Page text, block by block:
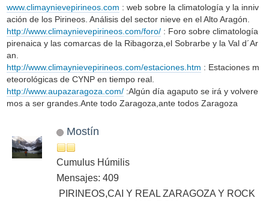
www.climaynievepirineos.com : web sobre la climatología y la inniv
ación de los Pirineos. Análisis del sector nieve en el Alto Aragón.
http://www.climaynievepirineos.com/foro/: Foro sobre climatología
pirenaica y las comarcas de la Ribagorza,el Sobrarbe y la Val d´Ar
an.
http://www.climaynievepirineos.com/estaciones.htm : Estaciones m
eteorológicas de CYNP en tiempo real.
http://www.aupazaragoza.com/:Algún día agaputo se irá y volvere
mos a ser grandes.Ante todo Zaragoza,ante todos Zaragoza
Mostín
Cumulus Húmilis
Mensajes: 409
PIRINEOS,CAI Y REAL ZARAGOZA Y ROCK